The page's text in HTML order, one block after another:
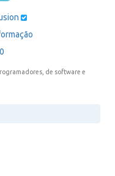
de software e